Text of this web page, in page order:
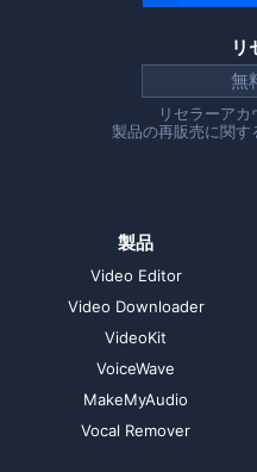
リ
無
リセラーアカ
製品の再販売に関す
製品
Video Editor
Video Downloader
VideoKit
VoiceWave
MakeMyAudio
Vocal Remover